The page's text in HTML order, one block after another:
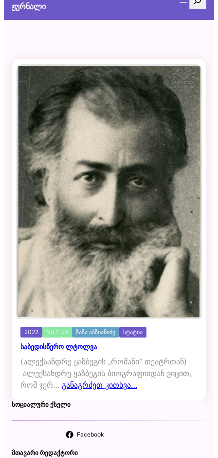
ჟურნალი
2022 No 1-22 ზაზა აბზიანიძე სტატია
საბედისწერო ლტოლვა
(ალექსანდრე ყაზბეგის „რომანი“ თეატრთან)
ალექსანდრე ყაზბეგის ბიოგრაფიიდან ვიცით,
რომ ჯერ… განაგრძეთ კითხვა…
ᲡᲝᲪᲘᲐᲚᲣᲠᲘ ᲥᲡᲔᲚᲘ
Facebook
ᲛᲗᲐᲕᲐᲠᲘ ᲠᲔᲓᲐᲥᲢᲝᲠᲘ